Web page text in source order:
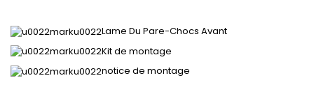
Lame Du Pare-Chocs Avant
Kit de montage
notice de montage